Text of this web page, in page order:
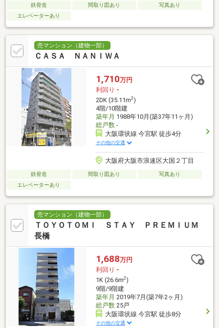
鉄骨造 間取り図あり
写真あり
エレベーターあり
売マンション（建物一部）
ＣＡＳＡ ＮＡＮＩＷＡ
1,710万円
利回り -
2DK (35.11m2)
4階/10階建
築年月 1988年10月(築37年11ヶ月)
総戸数-
大阪環状線 今宮駅 徒歩4分
その他の交通
大阪府大阪市浪速区大国２丁目
鉄骨造 間取り図あり
写真あり
エレベーターあり
売マンション（建物一部）
ＴＯＹＯＴＯＭＩ ＳＴＡＹ ＰＲＥＭＩＵＭ
長橋
1,688万円
利回り -
1K (26.6m2)
9階/9階建
築年月 2019年7月(築7年2ヶ月)
総戸数25戸
大阪環状線 今宮駅 徒歩8分
その他の交通